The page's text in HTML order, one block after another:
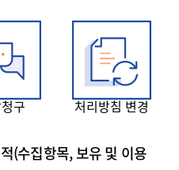
구 처리방침 변경
(수집항목, 보유 및 이용